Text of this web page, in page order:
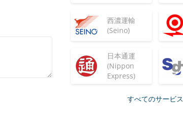
西濃運輸
(Seino)
日本通運
(Nippon
Express)
すべてのサービス